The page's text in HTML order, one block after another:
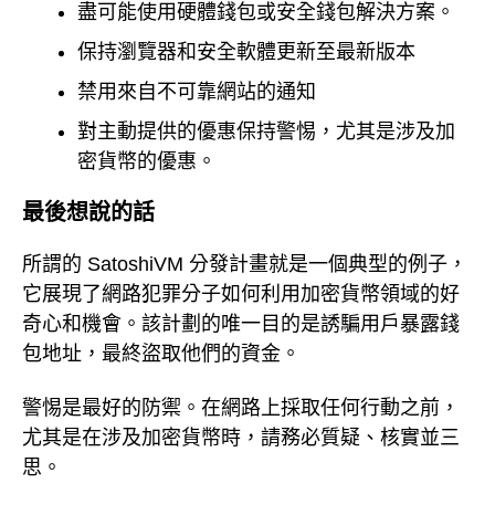
盡可能使用硬體錢包或安全錢包解決方案。
保持瀏覽器和安全軟體更新至最新版本
禁用來自不可靠網站的通知
對主動提供的優惠保持警惕，尤其是涉及加
密貨幣的優惠。
最後想說的話
所謂的 SatoshiVM 分發計畫就是一個典型的例子，
它展現了網路犯罪分子如何利用加密貨幣領域的好
奇心和機會。該計劃的唯一目的是誘騙用戶暴露錢
包地址，最終盜取他們的資金。
警惕是最好的防禦。在網路上採取任何行動之前，
尤其是在涉及加密貨幣時，請務必質疑、核實並三
思。